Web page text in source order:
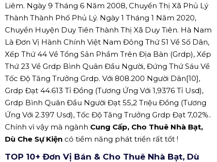
Liêm. Ngày 9 Tháng 6 Năm 2008, Chuyển Thị Xã Phủ Lý
Thành Thành Phố Phủ Lý. Ngày 1 Tháng 1 Năm 2020,
Chuyển Huyện Duy Tiên Thành Thị Xã Duy Tiên. Hà Nam
Là Đơn Vị Hành Chính Việt Nam Đông Thứ 51 Về Số Dân,
Xếp Thứ 44 Về Tổng Sản Phẩm Trên Địa Bàn (Grdp), Xếp
Thứ 23 Về Grdp Bình Quân Đầu Người, Đứng Thứ Sáu Về
Tốc Độ Tăng Trưởng Grdp. Với 808.200 Người Dân[10],
Grdp Đạt 44.613 Tỉ Đồng (Tương Ứng Với 1,9376 Tỉ Usd),
Grdp Bình Quân Đầu Người Đạt 55,2 Triệu Đồng (Tương
Ứng Với 2.397 Usd), Tốc Độ Tăng Trưởng Grdp Đạt 7,02%..
Chính vì vậy mà ngành Cung Cấp, Cho Thuê Nhà Bạt,
Dù Che Sự Kiện có tiềm năng phát triển rất tốt !
TOP 10+ Đơn Vị Bán & Cho Thuê Nhà Bạt, Dù